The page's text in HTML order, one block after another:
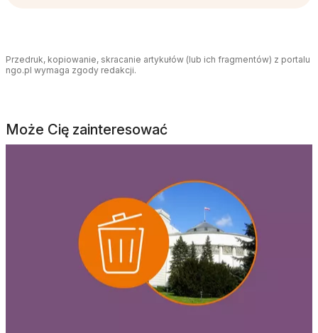
Przedruk, kopiowanie, skracanie artykułów (lub ich fragmentów) z portalu
ngo.pl wymaga zgody redakcji.
Może Cię zainteresować